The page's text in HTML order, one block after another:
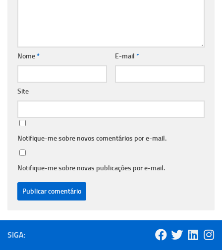
Nome* E-mail *
Site
Notifique-me sobre novos comentários por e-mail.
Notifique-me sobre novas publicações por e-mail.
SIGA: